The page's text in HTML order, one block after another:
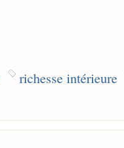
richesse intérieure